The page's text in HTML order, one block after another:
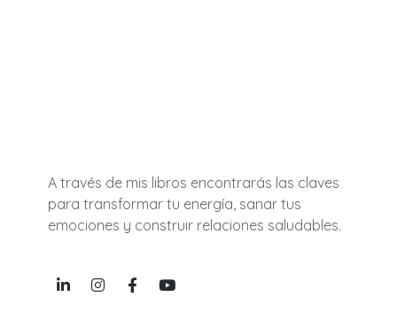
A través de mis libros encontrarás las claves
para transformar tu energía, sanar tus
emociones y construir relaciones saludables.